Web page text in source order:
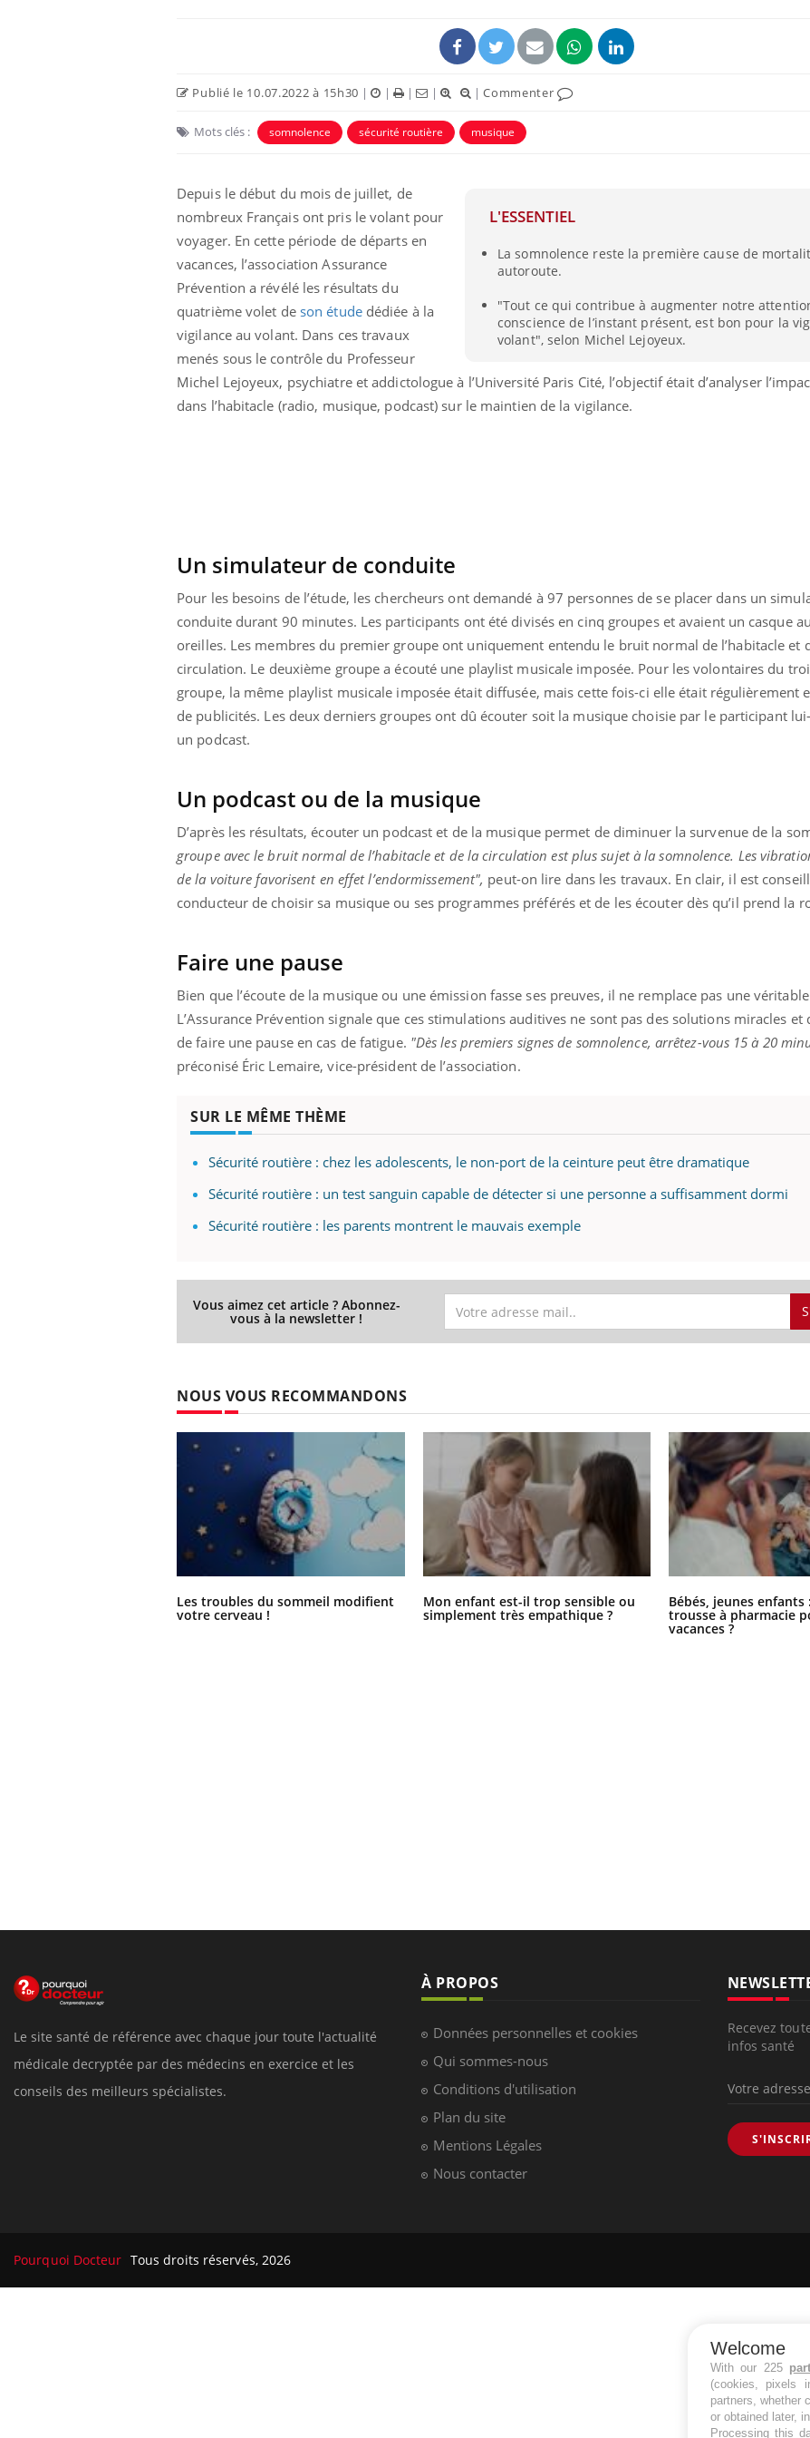
Publié le 10.07.2022 à 15h30 | | | | |Commenter
Mots clés : somnolence sécurité routière musique
L'ESSENTIEL
La somnolence reste la première cause de
autoroute.
"Tout ce qui contribue à augmenter notre
conscience de l’instant présent, est bon pour la
volant", selon Michel Lejoyeux.
Depuis le début du mois de juillet, de
nombreux Français ont pris le volant pour
voyager. En cette période de départs en
vacances, l’association Assurance
Prévention a révélé les résultats du
quatrième volet de son étudedédiée à la
vigilance au volant. Dans ces travaux
menés sous le contrôle du Professeur
Michel Lejoyeux, psychiatre et addictologue à l’Université Paris Cité, l’objectif était d’analyser
dans l’habitacle (radio, musique, podcast) sur le maintien de la vigilance.
Un simulateur de conduite
Pour les besoins de l’étude, les chercheurs ont demandé à 97 personnes de se placer dans un
conduite durant 90 minutes. Les participants ont été divisés en cinq groupes et avaient un casque
oreilles. Les membres du premier groupe ont uniquement entendu le bruit normal de l’habitacle et
circulation. Le deuxième groupe a écouté une playlist musicale imposée. Pour les volontaires du
groupe, la même playlist musicale imposée était diffusée, mais cette fois-ci elle était régulièrement
de publicités. Les deux derniers groupes ont dû écouter soit la musique choisie par le participant
un podcast.
Un podcast ou de la musique
D’après les résultats, écouter un podcast et de la musique permet de diminuer la survenue de la
groupe avec le bruit normal de l’habitacle et de la circulation est plus sujet à la somnolence. Les
de la voiture favorisent en effet l’endormissement", peut-on lire dans les travaux. En clair, il est
conducteur de choisir sa musique ou ses programmes préférés et de les écouter dès qu’il prend la
Faire une pause
Bien que l’écoute de la musique ou une émission fasse ses preuves, il ne remplace pas une
L’Assurance Prévention signale que ces stimulations auditives ne sont pas des solutions miracles et
de faire une pause en cas de fatigue. "Dès les premiers signes de somnolence, arrêtez-vous 15 à 20
préconisé Éric Lemaire, vice-président de l’association.
SUR LE MÊME THÈME
Sécurité routière : chez les adolescents, le non-port de la ceinture peut être dramatique
Sécurité routière : un test sanguin capable de détecter si une personne a suffisamment dormi
Sécurité routière : les parents montrent le mauvais exemple
Vous aimez cet article ? Abonnez-
vous à la newsletter !
NOUS VOUS RECOMMANDONS
Les troubles du sommeil modifient
votre cerveau !
Mon enfant est-il trop sensible ou
simplement très empathique ?
Bébés, jeunes enfants
trousse à pharmacie
vacances ?
Carence en fer : comprendre pour
Youtube
même alopécie… Les symptômes de la
reste entourée d'idées reçues chez les
sont ...
Le site santé de référence avec chaque jour toute l'actualité
médicale decryptée par des médecins en exercice et les
conseils des meilleurs spécialistes.
À PROPOS
Données personnelles et cookies
Qui sommes-nous
Conditions d'utilisation
Plan du site
Mentions Légales
Nous contacter
Recevez
infos santé
Pourquoi Docteur Tous droits réservés, 2026
Welcome
With our 225
(cookies, pixels
partners, whether
or obtained later,
Processing this